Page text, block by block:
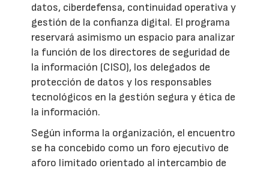
datos, ciberdefensa, continuidad operativa y
gestión de la confianza digital. El programa
reservará asimismo un espacio para analizar
la función de los directores de seguridad de
la información (CISO), los delegados de
protección de datos y los responsables
tecnológicos en la gestión segura y ética de
la información.
Según informa la organización, el encuentro
se ha concebido como un foro ejecutivo de
aforo limitado orientado al intercambio de